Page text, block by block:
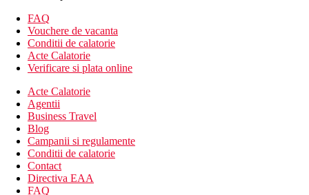
restaurant italian A la Carte (cu rezervare gratuita)
piscina principala
piscina pentru copii, sezlonguri, umbrele si gratuit
prosoape
articole din piele)
servicii de coafura (contra cost)
servicii de spalatorie (contra cost)
servicii de fotograf (contra cost)
inchirieri auto (contra cost)
room service (contra cost)
Descrierea plajei
FAQ
Vouchere de vacanta
Conditii de calatorie
Acte Calatorie
Verificare si plata online
Acte Calatorie
Agentii
Business Travel
Blog
Campanii si regulamente
Conditii de calatorie
Contact
Directiva EAA
FAQ